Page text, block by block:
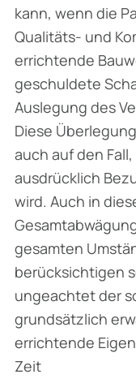
kann, wenn die
Qualitäts- und
errichtende
geschuldete
Auslegung des
Diese
auch auf den
ausdrücklich
wird. Auch in
gesamten
berücksichtigen
ungeachtet der
grundsätzlich
errichtende
Zeit